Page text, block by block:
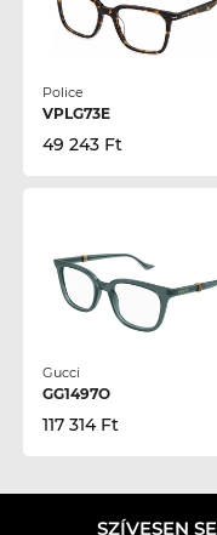
Police
VPLG73E
49 243 Ft
Gucci
GG1497O
117 314 Ft
SZÍVESEN